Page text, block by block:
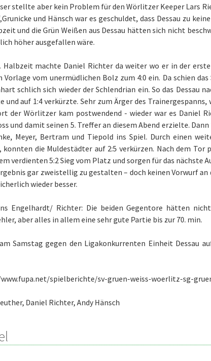
stellte aber kein Problem für den Wörlitzer Keeper Lars
und Hänsch war es geschuldet, dass Dessau zu
und die Grün Weißen aus Dessau hätten sich nicht
höher ausgefallen wäre.
Halbzeit machte Daniel Richter da weiter wo er in der
Vorlage vom unermüdlichen Bolz zum 4:0 ein. Da schien
schlich sich wieder der Schlendrian ein. So das Dessau
auf 1:4 verkürzte. Sehr zum Ärger des Trainergespanns,
der Wörlitzer kam postwendend - wieder war es Daniel
und damit seinen 5. Treffer an diesem Abend erzielte.
Meyer, Bertram und Tiepold ins Spiel. Durch einen
konnten die Muldestädter auf 2:5 verkürzen. Nach dem
verdienten 5:2 Sieg vom Platz und sorgen für das nächste
gar zweistellig zu gestalten – doch keinen Vorwurf
wieder besser.
Engelhardt/ Richter: Die beiden Gegentore hätten
aber alles in allem eine sehr gute Partie bis zur 70. min.
Samstag gegen den Ligakonkurrenten Einheit Dessau
spielberichte/sv-gruen-weiss-woerlitz-sg-
Daniel Richter, Andy Hänsch